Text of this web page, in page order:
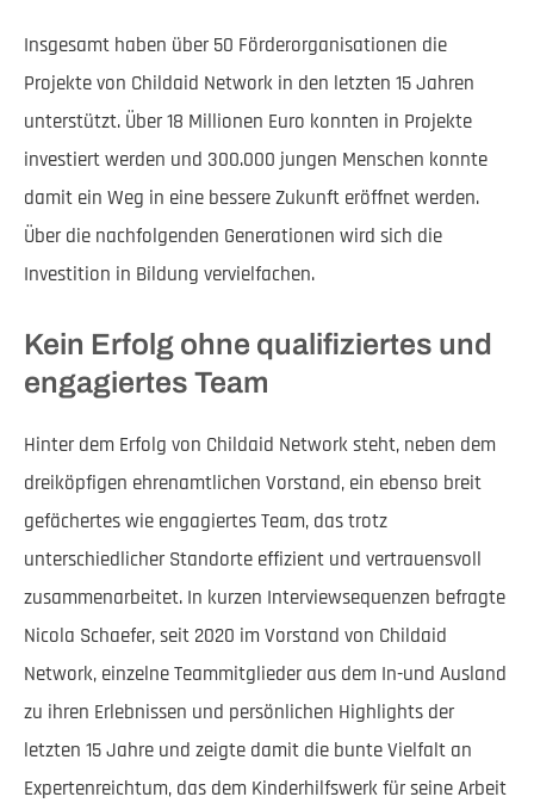
Insgesamt haben über 50 Förderorganisationen die
Projekte von Childaid Network in den letzten 15 Jahren
unterstützt. Über 18 Millionen Euro konnten in Projekte
investiert werden und 300.000 jungen Menschen konnte
damit ein Weg in eine bessere Zukunft eröffnet werden.
Über die nachfolgenden Generationen wird sich die
Investition in Bildung vervielfachen.
Kein Erfolg ohne qualifiziertes und
engagiertes Team
Hinter dem Erfolg von Childaid Network steht, neben dem
dreiköpfigen ehrenamtlichen Vorstand, ein ebenso breit
gefächertes wie engagiertes Team, das trotz
unterschiedlicher Standorte effizient und vertrauensvoll
zusammenarbeitet. In kurzen Interviewsequenzen befragte
Nicola Schaefer, seit 2020 im Vorstand von Childaid
Network, einzelne Teammitglieder aus dem In-und Ausland
zu ihren Erlebnissen und persönlichen Highlights der
letzten 15 Jahre und zeigte damit die bunte Vielfalt an
Expertenreichtum, das dem Kinderhilfswerk für seine Arbeit